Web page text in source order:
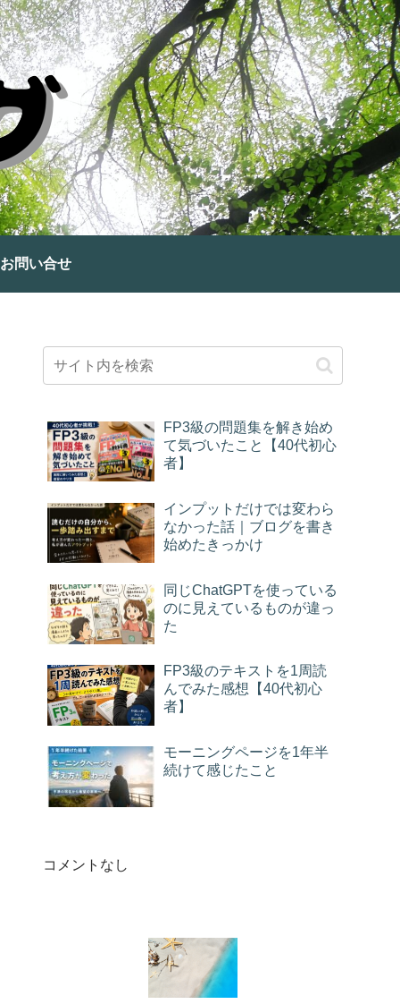
お問い合せ
FP3級の問題集を解き始め
て気づいたこと【40代初心
者】
インプットだけでは変わら
なかった話｜ブログを書き
始めたきっかけ
同じChatGPTを使っている
のに見えているものが違っ
た
FP3級のテキストを1周読
んでみた感想【40代初心
者】
モーニングページを1年半
続けて感じたこと
コメントなし